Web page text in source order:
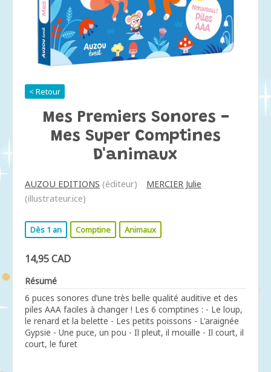
< Retour
Mes Premiers Sonores -
Mes Super Comptines
D'animaux
AUZOU EDITIONS (éditeur)
MERCIER Julie
(illustrateur.ice)
Dès 1 an Comptine Animaux
14,95 CAD
Résumé
6 puces sonores d’une très belle qualité auditive et des
piles AAA faciles à changer ! Les 6 comptines : - Le loup,
le renard et la belette - Les petits poissons - L'araignée
Gypsie - Une puce, un pou - Il pleut, il mouille - Il court, il
court, le furet